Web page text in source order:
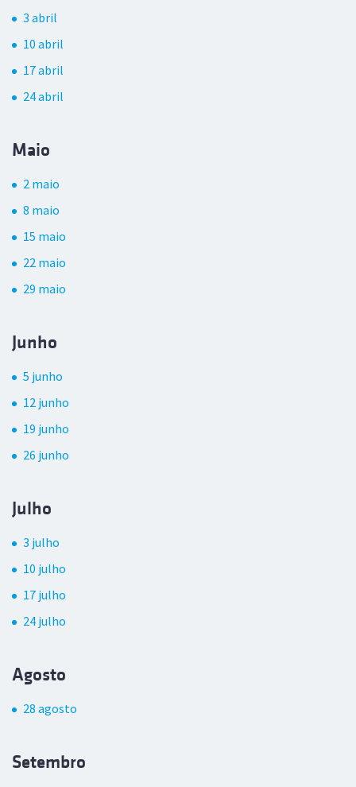
3 abril
10 abril
17 abril
24 abril
Maio
2 maio
8 maio
15 maio
22 maio
29 maio
Junho
5 junho
12 junho
19 junho
26 junho
Julho
3 julho
10 julho
17 julho
24 julho
Agosto
28 agosto
Setembro